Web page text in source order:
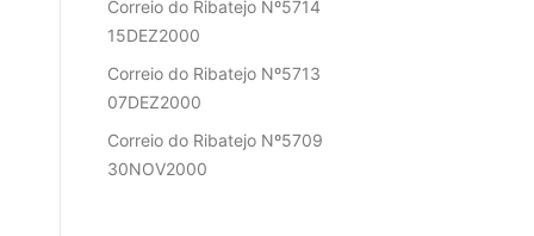
Correio do Ribatejo Nº5714
15DEZ2000
Correio do Ribatejo Nº5713
07DEZ2000
Correio do Ribatejo Nº5709
30NOV2000